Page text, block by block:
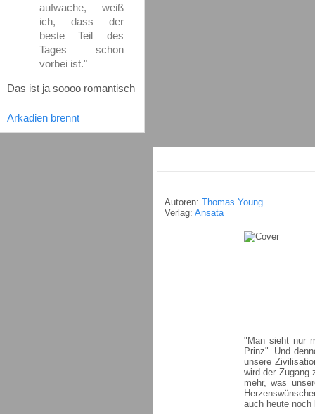
aufwache, weiß
ich, dass der
beste Teil des
Tages schon
vorbei ist."
Das ist ja soooo romantisch
Arkadien brennt
Autoren: Thomas Young
Verlag: Ansata
"Man sieht nur
Prinz". Und
unsere
wird der Zugang
mehr, was
auch heute noch